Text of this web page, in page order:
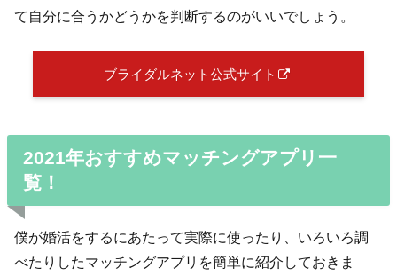
て自分に合うかどうかを判断するのがいいでしょう。
ブライダルネット公式サイト
2021年おすすめマッチングアプリ一
覧！
僕が婚活をするにあたって実際に使ったり、いろいろ調
べたりしたマッチングアプリを簡単に紹介しておきま